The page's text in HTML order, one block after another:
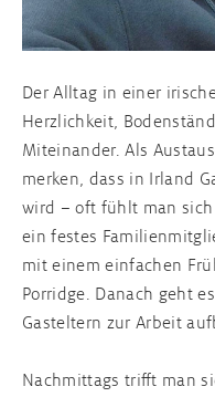
Der Alltag in einer
Herzlichkeit,
Miteinander. Als
merken, dass in Irland
wird – oft fühlt man sich
ein festes
mit einem einfachen
Porridge. Danach geht
Gasteltern zur Arbeit
Nachmittags trifft man